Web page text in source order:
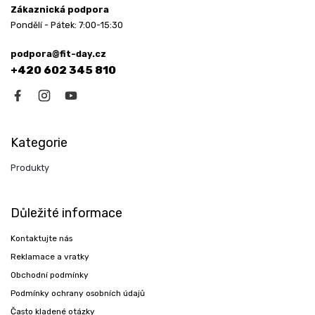
Zákaznická podpora
Pondělí - Pátek: 7:00-15:30
podpora@fit-day.cz
+420 602 345 810
Kategorie
Produkty
Důležité informace
Kontaktujte nás
Reklamace a vratky
Obchodní podmínky
Podmínky ochrany osobních údajů
Často kladené otázky